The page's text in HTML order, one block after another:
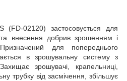
(FD-02120) застосовується для
внесення добрив зрошенням і
для попереднього
в зрошувальну систему з
зрошувачі, крапельниці,
трубку від засмічення, збільшує